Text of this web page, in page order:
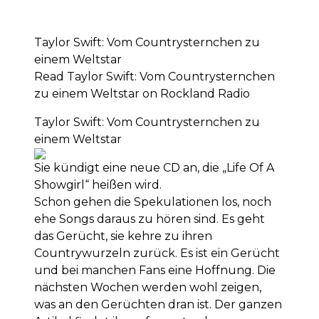
Taylor Swift: Vom Countrysternchen zu
einem Weltstar
Read Taylor Swift: Vom Countrysternchen
zu einem Weltstar on Rockland Radio
Taylor Swift: Vom Countrysternchen zu
einem Weltstar
Sie kündigt eine neue CD an, die „Life Of A
Showgirl“ heißen wird.
Schon gehen die Spekulationen los, noch
ehe Songs daraus zu hören sind. Es geht
das Gerücht, sie kehre zu ihren
Countrywurzeln zurück. Es ist ein Gerücht
und bei manchen Fans eine Hoffnung. Die
nächsten Wochen werden wohl zeigen,
was an den Gerüchten dran ist. Der ganzen